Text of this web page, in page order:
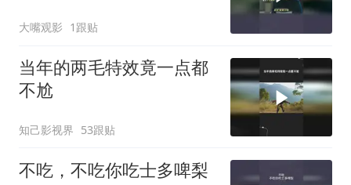
大嘴观影 1跟贴
当年的两毛特效竟一点都
不尬
知己影视界 53跟贴
不吃，不吃你吃士多啤梨